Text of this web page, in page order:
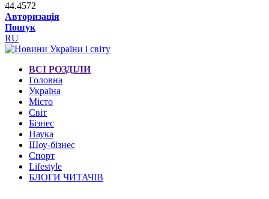
44.4572
Авторизація
Пошук
RU
ВСІ РОЗДІЛИ
Головна
Україна
Місто
Світ
Бізнес
Наука
Шоу-бізнес
Спорт
Lifestyle
БЛОГИ ЧИТАЧІВ